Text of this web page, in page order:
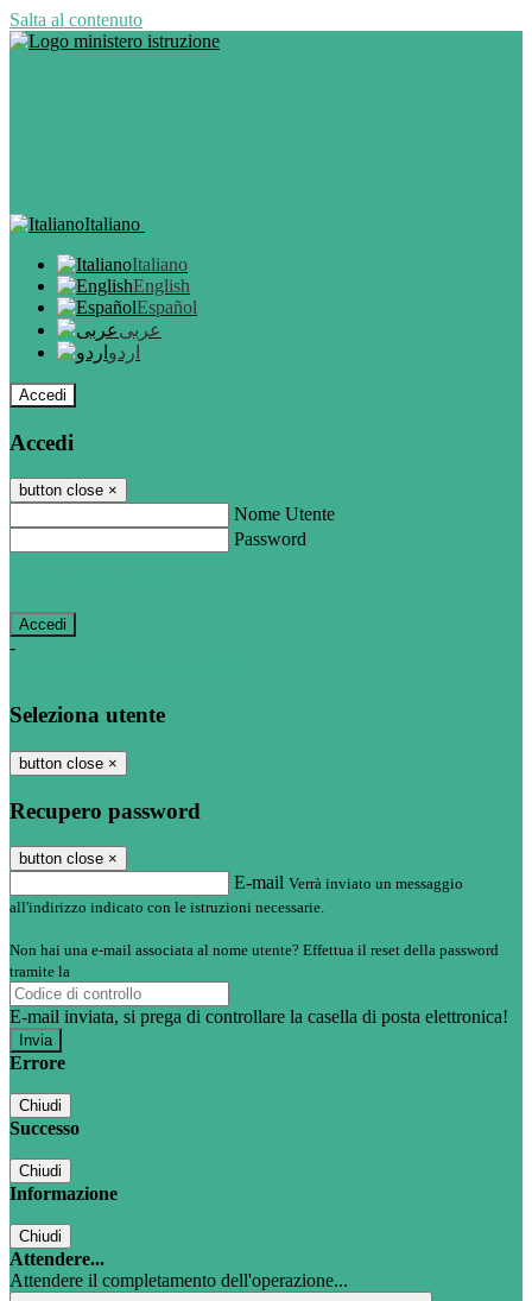
Salta al contenuto
Italiano
Italiano
English
Español
عربى
اردو
Accedi
Accedi
button close ×
Nome Utente
Password
-
Seleziona utente
button close ×
Recupero password
button close ×
E-mail Verrà inviato un messaggio
all'indirizzo indicato con le istruzioni necessarie.
Non hai una e-mail associata al nome utente? Effettua il reset della password
tramite la
E-mail inviata, si prega di controllare la casella di posta elettronica!
Errore
Chiudi
Successo
Chiudi
Informazione
Chiudi
Attendere...
Attendere il completamento dell'operazione...